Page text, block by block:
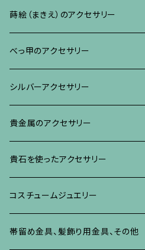
リング
ブレスレット・バングル、その他
ネックレス、ペンダント
ブレスレット、その他
イヤリング・ピアス
ネックレス、ペンダント
リング
ブレスレット、その他
ブローチ
イヤリング・ピアス
ネックレス、ペンダント
リング
ブレスレット、その他
蒔絵（まきえ）のアクセサリー
べっ甲に蒔絵のアクセサリー
ブローチ
イヤリング・ピアス
真珠に蒔絵のアクセサリー
ブローチ
イヤリング、ピアス
水晶に蒔絵のアクセサリー
ブローチ
イヤリング、ピアス
朴の木やポプラに蒔絵のアクセサリー
ブローチ
イヤリング・ピアス
その他の蒔絵のアクセサリー
べっ甲のアクセサリー
ブローチ
イヤリング、ピアス
ネックレス、ペンダント
リング
ブレスレット、バングル、その他
シルバーアクセサリー
ブローチ
イヤリング、ピアス
ネックレス、ペンダント
リング
貴金属のアクセサリー
ブローチ
イヤリング、ピアス
ネックレス、ペンダント
貴石を使ったアクセサリー
ブローチ
イヤリング、ピアス
コスチュームジュエリー
ブローチ
帯留め金具、髪飾り用金具、その他